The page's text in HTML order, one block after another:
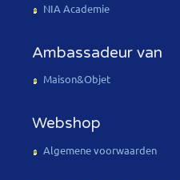
NIA Academie
Ambassadeur van
Maison&Objet
Webshop
Algemene voorwaarden